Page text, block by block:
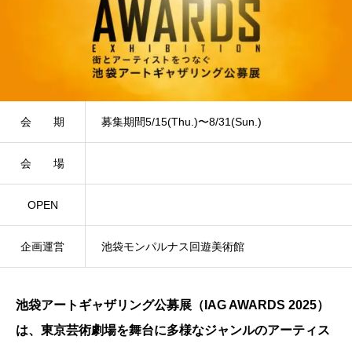
会 期 募集期間5/15(Thu.)〜8/31(Sun.)
会 場
OPEN
企画運営 池袋モンパルナス回遊美術館
池袋アートギャザリング公募展（IAG AWARDS 2025）
は、東京芸術劇場を舞台に多様なジャンルのアーティス